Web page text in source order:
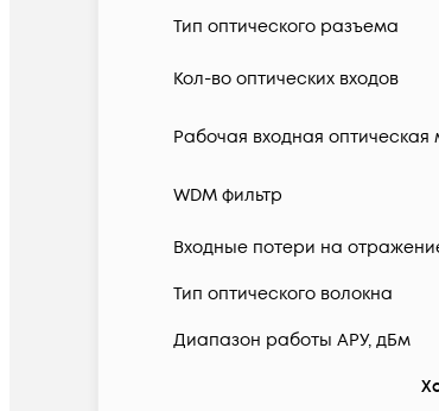
Тип оптического разъема
Кол-во оптических входов
Рабочая входная
WDM фильтр
Входные потери на
Тип оптического волокна
Диапазон работы АРУ, дБм